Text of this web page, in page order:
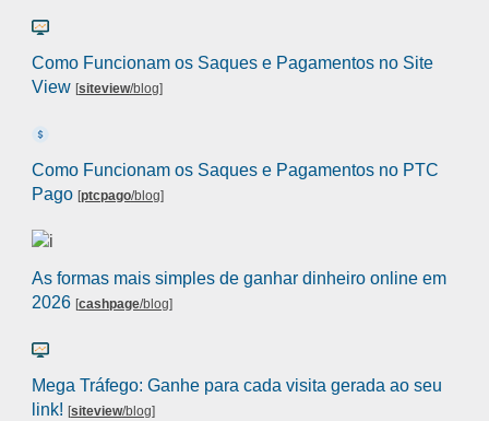
Como Funcionam os Saques e Pagamentos no Site
View [siteview/blog]
Como Funcionam os Saques e Pagamentos no PTC
Pago [ptcpago/blog]
As formas mais simples de ganhar dinheiro online em
2026 [cashpage/blog]
Mega Tráfego: Ganhe para cada visita gerada ao seu
link! [siteview/blog]